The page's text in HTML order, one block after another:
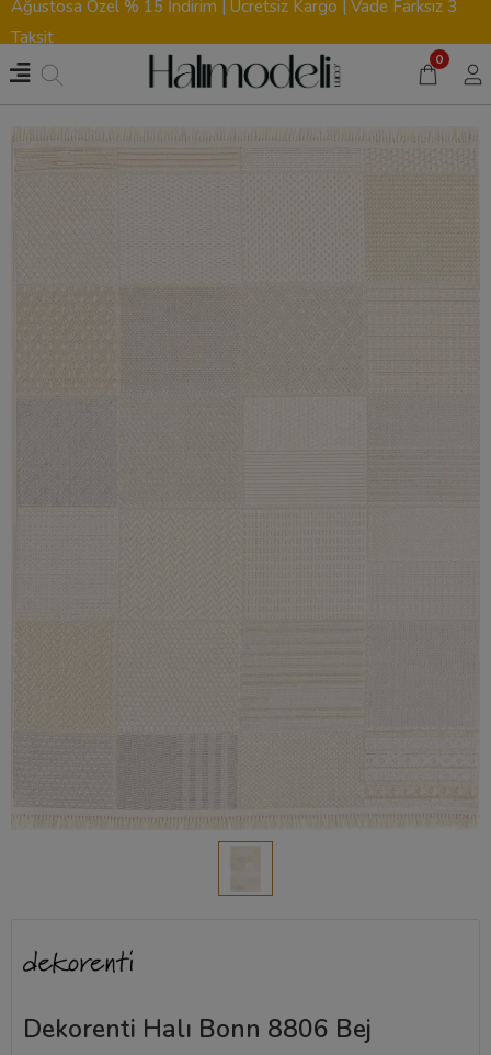
Ağustosa Özel % 15 İndirim | Ücretsiz Kargo | Vade Farksız 3
Taksit
0
Dekorenti Halı Bonn 8806 Bej